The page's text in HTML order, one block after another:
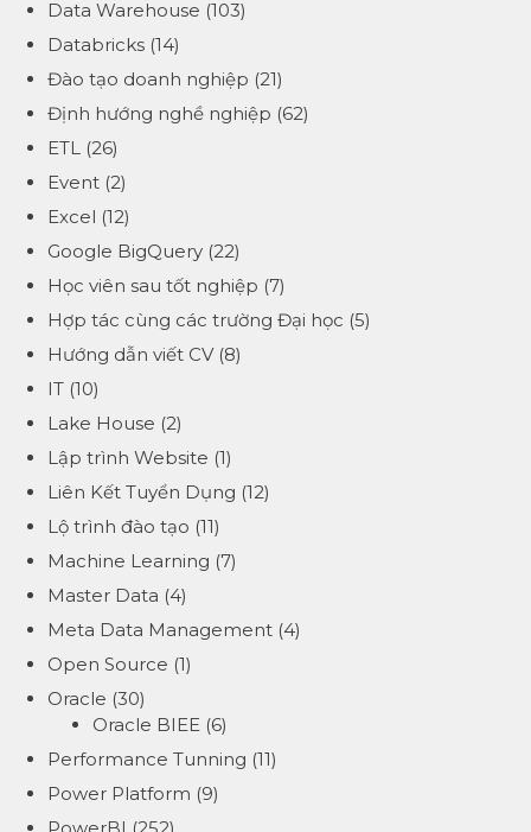
Data Warehouse (103)
Databricks (14)
Đào tạo doanh nghiệp (21)
Định hướng nghề nghiệp (62)
ETL (26)
Event (2)
Excel (12)
Google BigQuery (22)
Học viên sau tốt nghiệp (7)
Hợp tác cùng các trường Đại học (5)
Hướng dẫn viết CV(8)
IT (10)
Lake House (2)
Lập trình Website (1)
Liên Kết Tuyển Dụng (12)
Lộ trình đào tạo (11)
Machine Learning (7)
Master Data (4)
Meta Data Management (4)
Open Source (1)
Oracle (30)
Oracle BIEE(6)
Performance Tunning (11)
Power Platform (9)